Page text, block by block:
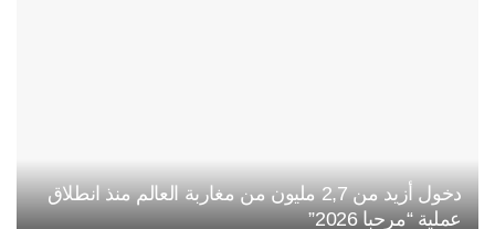
دخول أزيد من 2,7 مليون من مغاربة العالم منذ انطلاق
عملية “مرحبا 2026”